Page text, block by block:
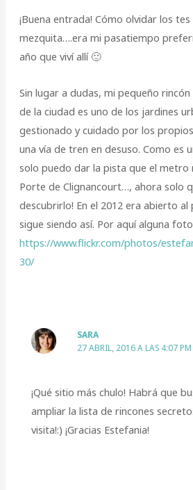
¡Buena entrada! Cómo olvidar los
mezquita….era mi pasatiempo
año que viví allí 🙂
Sin lugar a dudas, mi pequeño
de la ciudad es uno de los jardines
gestionado y cuidado por los
una vía de tren en desuso. Como es
solo puedo dar la pista que el metro
Porte de Clignancourt…, ahora solo
descubrirlo! En el 2012 era abierto al
sigue siendo así. Por aquí alguna
https://www.flickr.com/photos/
30/
SARA
27 ABRIL, 2016 A LAS 4:07 PM
¡Qué sitio más chulo! Habrá que
ampliar la lista de rincones
visita!:) ¡Gracias Estefania!